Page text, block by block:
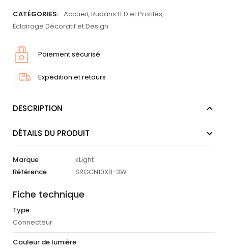
CATÉGORIES: Accueil, Rubans LED et Profilés,
Éclairage Décoratif et Design
Paiement sécurisé
Expédition et retours
DESCRIPTION
DÉTAILS DU PRODUIT
Marque
kLight
Référence
SRGCN10XB-3W
Fiche technique
Type
Connecteur
Couleur de lumière